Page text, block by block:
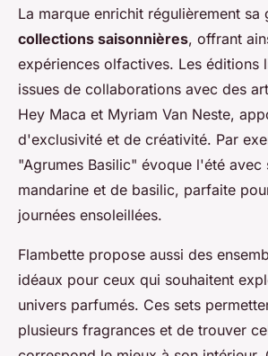
La marque enrichit régulièrement sa
collections saisonnières, offrant
expériences olfactives. Les éditions
issues de collaborations avec des
Hey Maca et Myriam Van Neste,
d'exclusivité et de créativité. Par
"Agrumes Basilic" évoque l'été avec
mandarine et de basilic, parfaite
journées ensoleillées.
Flambette propose aussi des
idéaux pour ceux qui souhaitent
univers parfumés. Ces sets
plusieurs fragrances et de trouver